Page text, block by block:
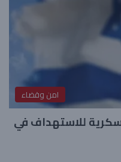
امن وقضاء
للاستهداف في